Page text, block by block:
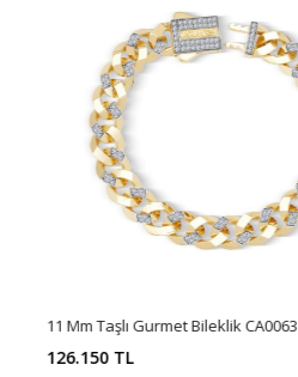
11 Mm Taşlı Gurmet Bileklik CA0063
126.150 TL